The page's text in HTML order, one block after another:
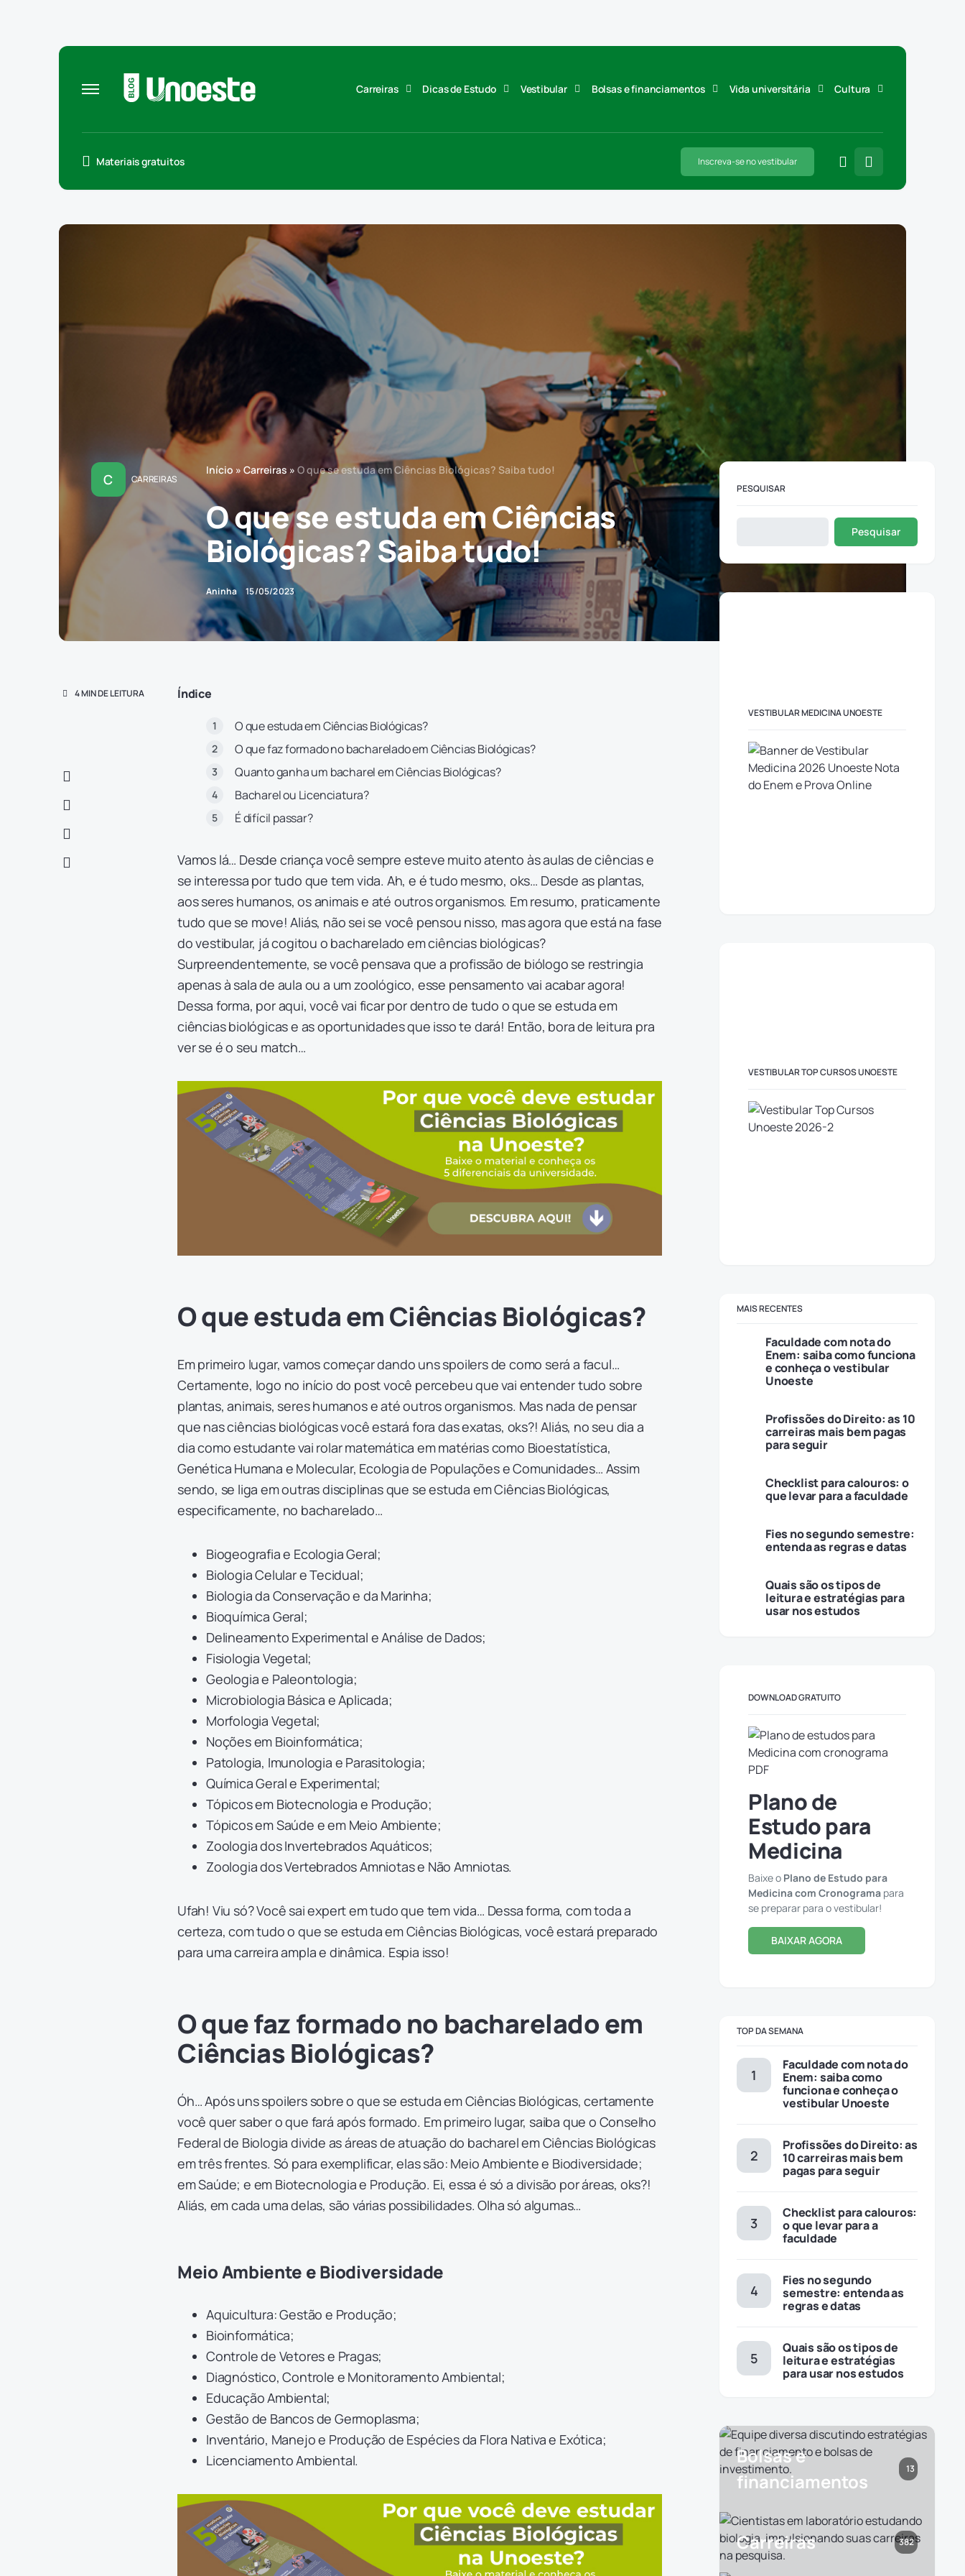
Carreiras Dicas de Estudo Vestibular Bolsas e financiamentos Vida universitária Cultura
Materiais gratuitos Inscreva-se no vestibular
C CARREIRAS
Início » Carreiras » O que se estuda em Ciências Biológicas? Saiba tudo!
O que se estuda em Ciências
Biológicas? Saiba tudo!
Aninha 15/05/2023
4 MIN DE LEITURA Índice
O que estuda em Ciências Biológicas?
O que faz formado no bacharelado em Ciências Biológicas?
Quanto ganha um bacharel em Ciências Biológicas?
Bacharel ou Licenciatura?
É difícil passar?
Vamos lá… Desde criança você sempre esteve muito atento às aulas de ciências e
se interessa por tudo que tem vida. Ah, e é tudo mesmo, oks… Desde as plantas,
aos seres humanos, os animais e até outros organismos. Em resumo, praticamente
tudo que se move! Aliás, não sei se você pensou nisso, mas agora que está na fase
do vestibular, já cogitou o bacharelado em ciências biológicas?
Surpreendentemente, se você pensava que a profissão de biólogo se restringia
apenas à sala de aula ou a um zoológico, esse pensamento vai acabar agora!
Dessa forma, por aqui, você vai ficar por dentro de tudo o que se estuda em
ciências biológicas e as oportunidades que isso te dará! Então, bora de leitura pra
ver se é o seu match…
O que estuda em Ciências Biológicas?
Em primeiro lugar, vamos começar dando uns spoilers de como será a facul…
Certamente, logo no início do post você percebeu que vai entender tudo sobre
plantas, animais, seres humanos e até outros organismos. Mas nada de pensar
que nas ciências biológicas você estará fora das exatas, oks?! Aliás, no seu dia a
dia como estudante vai rolar matemática em matérias como Bioestatística,
Genética Humana e Molecular, Ecologia de Populações e Comunidades… Assim
sendo, se liga em outras disciplinas que se estuda em Ciências Biológicas,
especificamente, no bacharelado…
Biogeografia e Ecologia Geral;
Biologia Celular e Tecidual;
Biologia da Conservação e da Marinha;
Bioquímica Geral;
Delineamento Experimental e Análise de Dados;
Fisiologia Vegetal;
Geologia e Paleontologia;
Microbiologia Básica e Aplicada;
Morfologia Vegetal;
Noções em Bioinformática;
Patologia, Imunologia e Parasitologia;
Química Geral e Experimental;
Tópicos em Biotecnologia e Produção;
Tópicos em Saúde e em Meio Ambiente;
Zoologia dos Invertebrados Aquáticos;
Zoologia dos Vertebrados Amniotas e Não Amniotas.
Ufah! Viu só? Você sai expert em tudo que tem vida… Dessa forma, com toda a
certeza, com tudo o que se estuda em Ciências Biológicas, você estará preparado
para uma carreira ampla e dinâmica. Espia isso!
O que faz formado no bacharelado em
Ciências Biológicas?
Óh… Após uns spoilers sobre o que se estuda em Ciências Biológicas, certamente
você quer saber o que fará após formado. Em primeiro lugar, saiba que o Conselho
Federal de Biologia divide as áreas de atuação do bacharel em Ciências Biológicas
em três frentes. Só para exemplificar, elas são: Meio Ambiente e Biodiversidade;
em Saúde; e em Biotecnologia e Produção. Ei, essa é só a divisão por áreas, oks?!
Aliás, em cada uma delas, são várias possibilidades. Olha só algumas…
Meio Ambiente e Biodiversidade
Aquicultura: Gestão e Produção;
Bioinformática;
Controle de Vetores e Pragas;
Diagnóstico, Controle e Monitoramento Ambiental;
Educação Ambiental;
Gestão de Bancos de Germoplasma;
Inventário, Manejo e Produção de Espécies da Flora Nativa e Exótica;
Licenciamento Ambiental.
PESQUISAR
Pesquisar
VESTIBULAR MEDICINA UNOESTE
VESTIBULAR TOP CURSOS UNOESTE
MAIS RECENTES
Faculdade com nota do
Enem: saiba como funciona
e conheça o vestibular
Unoeste
Profissões do Direito: as 10
carreiras mais bem pagas
para seguir
Checklist para calouros: o
que levar para a faculdade
Fies no segundo semestre:
entenda as regras e datas
Quais são os tipos de
leitura e estratégias para
usar nos estudos
DOWNLOAD GRATUITO
Plano de
Estudo para
Medicina
Baixe o Plano de Estudo para
Medicina com Cronograma
se preparar para o vestibular!
BAIXAR AGORA
TOP DA SEMANA
Faculdade com nota do
Enem: saiba como
funciona e conheça o
vestibular Unoeste
Profissões do Direito: as
10 carreiras mais bem
pagas para seguir
Checklist para calouros:
o que levar para a
faculdade
Fies no segundo
semestre: entenda as
regras e datas
Quais são os tipos de
leitura e estratégias
para usar nos estudos
Bolsas e
financiamentos
13
Carreiras 382